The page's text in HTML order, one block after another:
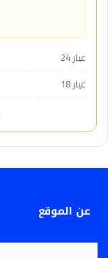
عيار 24
عيار 18
عن الموقع